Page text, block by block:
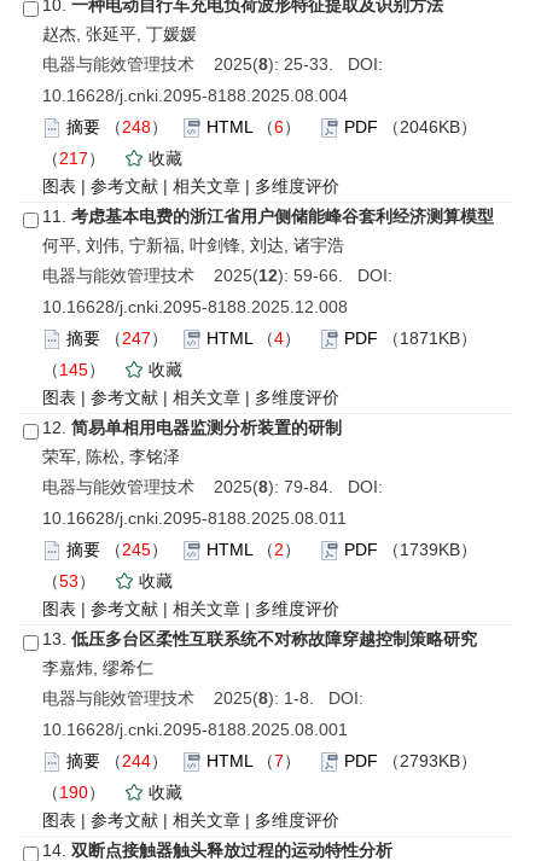
10. 一种电动自行车充电负荷波形特征提取及识别方法
赵杰, 张延平, 丁媛媛
电器与能效管理技术 2025(8): 25-33. DOI:
10.16628/j.cnki.2095-8188.2025.08.004
摘要 （248） HTML （6） PDF （2046KB）
（217）
收藏
图表 | 参考文献 | 相关文章 | 多维度评价
11. 考虑基本电费的浙江省用户侧储能峰谷套利经济测算模型
何平, 刘伟, 宁新福, 叶剑锋, 刘达, 诸宇浩
电器与能效管理技术 2025(12): 59-66. DOI:
10.16628/j.cnki.2095-8188.2025.12.008
摘要 （247） HTML （4） PDF （1871KB）
（145）
收藏
图表 | 参考文献 | 相关文章 | 多维度评价
12. 简易单相用电器监测分析装置的研制
荣军, 陈松, 李铭泽
电器与能效管理技术 2025(8): 79-84. DOI:
10.16628/j.cnki.2095-8188.2025.08.011
摘要 （245） HTML （2） PDF （1739KB）
（53）
收藏
图表 | 参考文献 | 相关文章 | 多维度评价
13. 低压多台区柔性互联系统不对称故障穿越控制策略研究
李嘉炜, 缪希仁
电器与能效管理技术 2025(8): 1-8. DOI:
10.16628/j.cnki.2095-8188.2025.08.001
摘要 （244） HTML （7） PDF （2793KB）
（190）
收藏
图表 | 参考文献 | 相关文章 | 多维度评价
14. 双断点接触器触头释放过程的运动特性分析